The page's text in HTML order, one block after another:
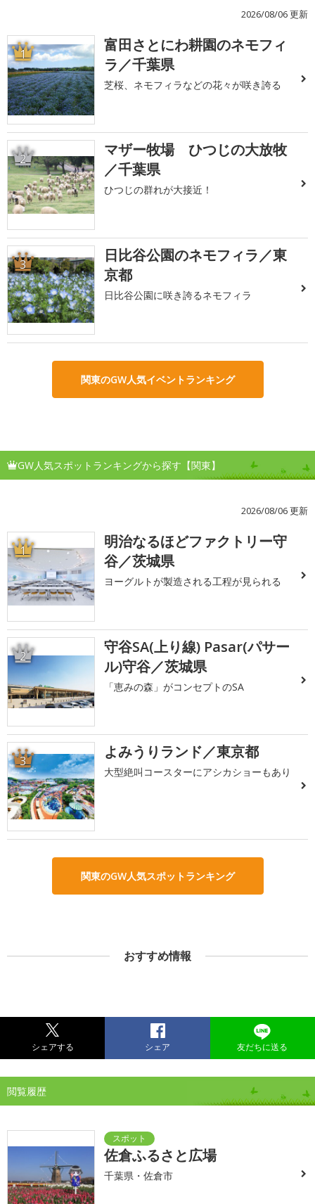
2026/08/06 更新
1
富田さとにわ耕園のネモフィ
ラ／千葉県
芝桜、ネモフィラなどの花々が咲き誇る
2
マザー牧場 ひつじの大放牧
／千葉県
ひつじの群れが大接近！
3
日比谷公園のネモフィラ／東
京都
日比谷公園に咲き誇るネモフィラ
関東のGW人気イベントランキング
GW人気スポットランキングから探す【関東】
2026/08/06 更新
1
明治なるほどファクトリー守
谷／茨城県
ヨーグルトが製造される工程が見られる
2
守谷SA(上り線) Pasar(パサー
ル)守谷／茨城県
「恵みの森」がコンセプトのSA
3 よみうりランド／東京都
大型絶叫コースターにアシカショーもあり
関東のGW人気スポットランキング
おすすめ情報
シェアする シェア 友だちに送る
閲覧履歴
佐倉ふるさと広場
千葉県・佐倉市